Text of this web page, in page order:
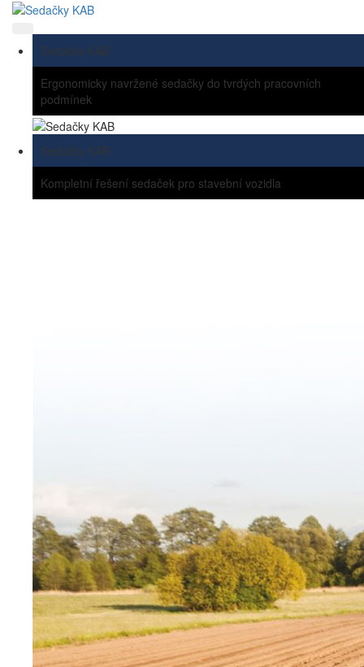
Sedačky KAB
Ergonomicky navržené sedačky do tvrdých pracovních
podmínek
Sedačky KAB
Kompletní řešení sedaček pro stavební vozidla